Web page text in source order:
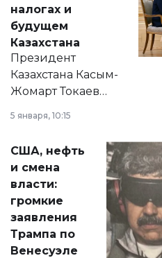
налогах и
будущем
Казахстана
Президент
Казахстана Касым-
Жомарт Токаев
сразу несколько
актуальных тем —
от слухов о
политических
реформах до
вопросов армии,
экономики и
личного здоровья.
5 января, 10:15
США, нефть
и смена
власти:
громкие
заявления
Трампа по
Венесуэле